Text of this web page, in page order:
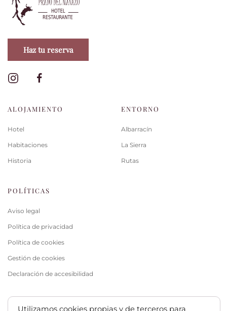
Haz tu reserva
ALOJAMIENTO
Hotel
Habitaciones
Historia
ENTORNO
Albarracín
La Sierra
Rutas
POLÍTICAS
Aviso legal
Política de privacidad
Política de cookies
Gestión de cookies
Declaración de accesibilidad
Utilizamos cookies propias y de terceros para